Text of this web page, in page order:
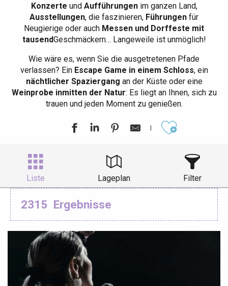
Konzerte und Aufführungenim ganzen Land,
Ausstellungen, die faszinieren, Führungen für
Neugierige oder auch Messen und Dorffeste mit
tausendGeschmäckern… Langeweile ist unmöglich!
Wie wäre es, wenn Sie die ausgetretenen Pfade
verlassen? EinEscape Game in einem Schloss, ein
nächtlicher Spaziergang an der Küste oder eine
Weinprobe inmitten der Natur: Es liegt an Ihnen, sich zu
trauen und jeden Moment zu genießen.
Liste Lageplan Filter
2315 Ergebnisse